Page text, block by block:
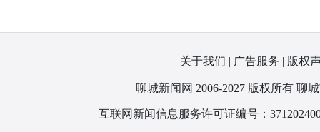
关于我们 | 广告服务 | 版权
聊城新闻网 2006-2027 版权所有 聊
互联网新闻信息服务许可证编号：